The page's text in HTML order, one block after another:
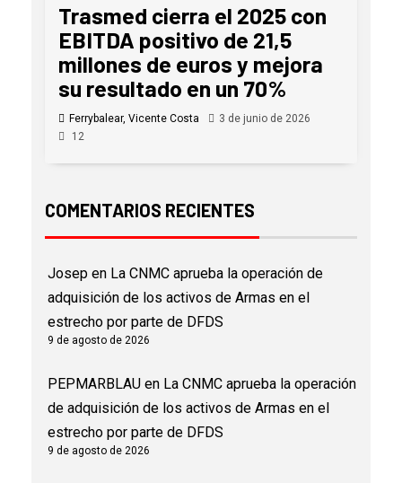
Trasmed cierra el 2025 con
EBITDA positivo de 21,5
millones de euros y mejora
su resultado en un 70%
Ferrybalear, Vicente Costa
3 de junio de 2026
12
COMENTARIOS RECIENTES
Josep en La CNMC aprueba la operación de
adquisición de los activos de Armas en el
estrecho por parte de DFDS
9 de agosto de 2026
PEPMARBLAU en La CNMC aprueba la operación
de adquisición de los activos de Armas en el
estrecho por parte de DFDS
9 de agosto de 2026